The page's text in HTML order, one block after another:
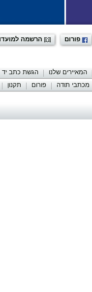
הרשמה פורום
המאיירים שלנו הגשת כתב יד
מכתבי תודה פורום תקנון